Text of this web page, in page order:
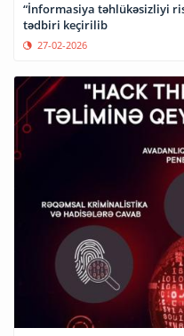
“İnformasiya təhlükəsizliyi
tədbiri keçirilib
27-02-2026